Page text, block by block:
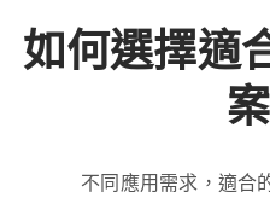
如何選擇適
不同應用需求，適合